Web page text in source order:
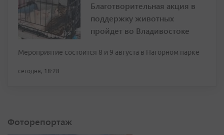
Благотворительная акция в
поддержку животных
пройдет во Владивостоке
Мероприятие состоится 8 и 9 августа в Нагорном парке
сегодня, 18:28
Фоторепортаж